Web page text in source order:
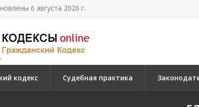
6 августа 2026 г.
кодекс Судебная практика